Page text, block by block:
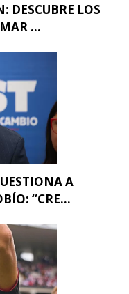
DESCUBRE LOS
...
A
“CRE...